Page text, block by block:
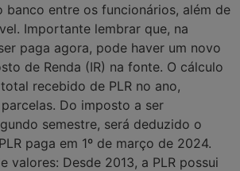
banco entre os funcionários, além de
Importante lembrar que, na
paga agora, pode haver um novo
de Renda (IR) na fonte. O cálculo
recebido de PLR no ano,
Do imposto a ser
semestre, será deduzido o
paga em 1º de março de 2024.
valores: Desde 2013, a PLR possui